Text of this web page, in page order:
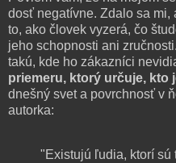
dosť negatívne. Zdalo sa mi,
to, ako človek vyzerá, čo
jeho schopnosti ani
takú, kde ho zákazníci
priemeru, ktorý určuje, kto
dnešný svet a povrchnosť v
autorka:
"Existujú ľudia, ktorí sú